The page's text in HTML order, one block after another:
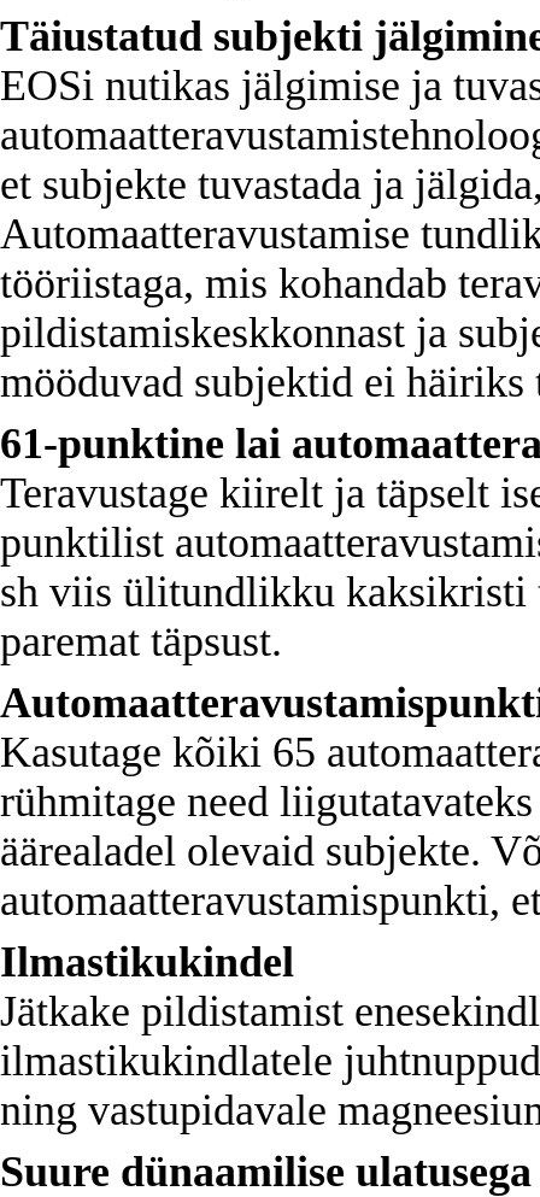
Täiustatud subjekti
EOSi nutikas jälgimise ja
et subjekte tuvastada ja
Automaatteravustamise
tööriistaga, mis kohandab
pildistamiskeskkonnast ja
mööduvad subjektid ei häiriks
61-punktine lai
Teravustage kiirelt ja täpselt
punktilist
sh viis ülitundlikku kaksikristi
paremat täpsust.
Kasutage kõiki 65
rühmitage need
äärealadel olevaid subjekte.
automaatteravustamispunkti,
Ilmastikukindel
Jätkake pildistamist
ilmastikukindlatele
ning vastupidavale
Suure dünaamilise